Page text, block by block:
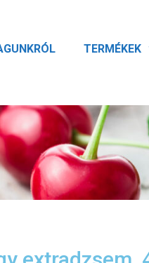
TERMÉKEK